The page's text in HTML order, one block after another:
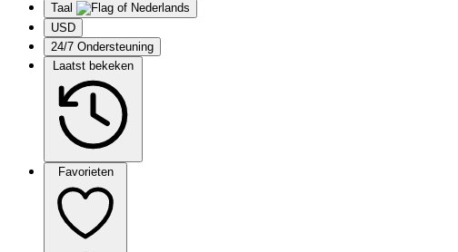
Taal
USD
24/7 Ondersteuning
Laatst bekeken
Favorieten